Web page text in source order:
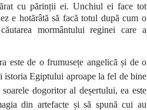
cu părinții ei. Unchiul ei face tot
e hotărâtă să facă totul după cum o
mormântului reginei care a
este de o frumusețe angelică și de o
istoria Egiptului aproape la fel de bine
dogoritor al deșertului, ea este
din artefacte și să spună cui au